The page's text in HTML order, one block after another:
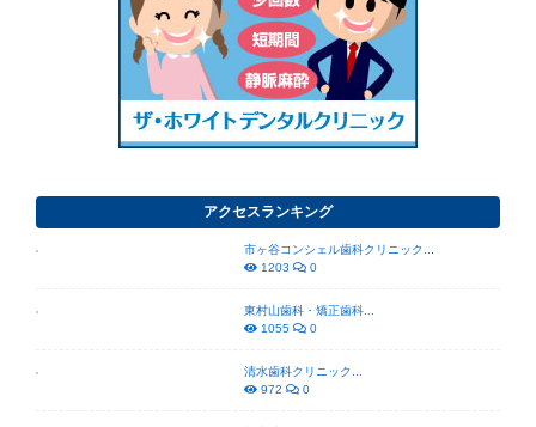
アクセスランキング
市ヶ谷コンシェル歯科クリニック...
1203
0
東村山歯科・矯正歯科...
1055
0
清水歯科クリニック...
972
0